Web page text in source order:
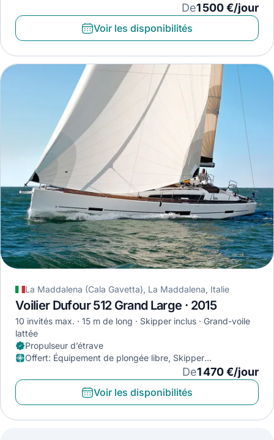
De1 500 €/jour
Voir les disponibilités
La Maddalena (Cala Gavetta), La Maddalena, Italie
Voilier Dufour 512 Grand Large · 2015
10 invités max. 15 m de long Skipper inclus
Grand-voile
lattée
Propulseur d’étrave
Offert: Équipement de plongée libre, Skipper
(avitaillement exclus), Planche de paddleDe1 470 €/jour
Voir les disponibilités